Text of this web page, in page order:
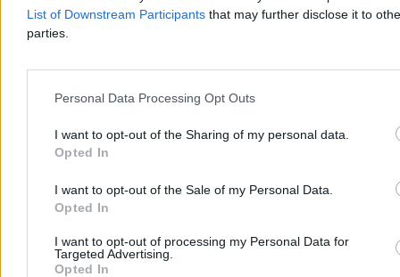
List of Downstream Participants that may further disclose it to
parties.
Personal Data Processing Opt Outs
I want to opt-out of the Sharing of my personal data.
Opted In
I want to opt-out of the Sale of my Personal Data.
Opted In
I want to opt-out of processing my Personal Data for
Targeted Advertising.
Opted In
Agnieszka Waś-Turecka
Dzisiaj 13:05